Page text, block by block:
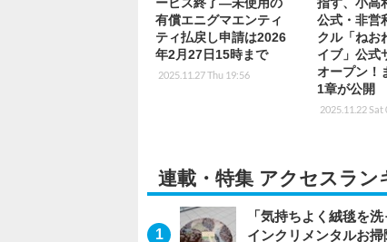
有償エニグマエンティ
ティ払戻し申請は2026
年2月27日15時まで
2025.11.27 Thu 19:56
公式・非営
クル「ねお
イブ」公式
オープン！
1章が公開
2025.11.22 Sat
連載・特集 アクセスラン
「気持ちよく絨毯を
インクリメンタルお